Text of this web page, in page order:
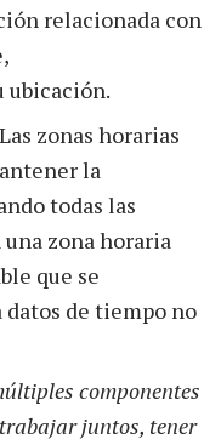
relacionada con
ubicación.
Las zonas horarias
la
todas las
zona horaria
que se
datos de tiempo no
componentes
juntos, tener